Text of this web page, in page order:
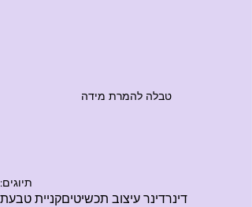
טבלה להמרת מידה
תיוגים:
דינרדינר עיצוב תכשיטיםקניית טבעת